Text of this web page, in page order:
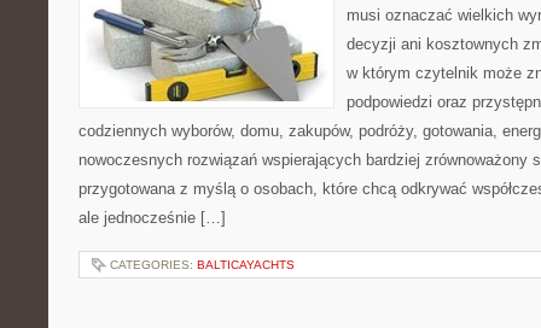
musi oznaczać wielkich
decyzji ani kosztownych
w którym czytelnik może
podpowiedzi oraz
codziennych wyborów, domu, zakupów, podróży, gotowania,
nowoczesnych rozwiązań wspierających bardziej zrównoważony
przygotowana z myślą o osobach, które chcą odkrywać
ale jednocześnie […]
CATEGORIES: BALTICAYACHTS